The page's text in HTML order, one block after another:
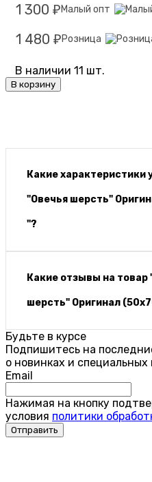
1 300 ₽ Малый опт
1 480 ₽ Розница
В наличии 11 шт.
В корзину
Какие характеристики
"Овечья шерсть"
"?
Какие отзывы на
шерсть" Оригинал
Будьте в курсе
Подпишитесь на
о новинках и
Email
Нажимая на кнопку
условия политики